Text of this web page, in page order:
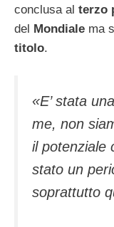
conclusa al terzo
del Mondiale ma
titolo.
«E’ stata
me, non
il potenziale
stato un
soprattutto